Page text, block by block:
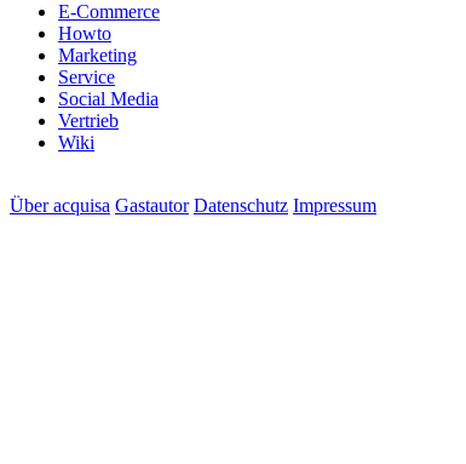
E-Commerce
Howto
Marketing
Service
Social Media
Vertrieb
Wiki
Über acquisa Gastautor Datenschutz Impressum